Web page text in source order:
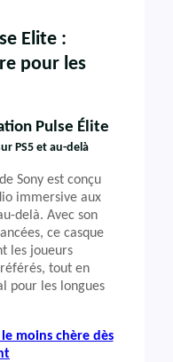
Elite :
pour les
Pulse Élite
PS5 et au-delà
de Sony est conçu
immersive aux
delà. Avec son
ce casque
les joueurs
tout en
pour les longues
moins chère dès